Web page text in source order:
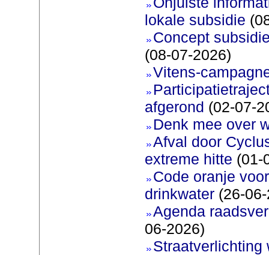
lokale subsidie
Concept
(08-07-2026)
Vitens-
afgerond (02-07-
Denk mee over
Afval door
extreme hitte (01-
Code oranje
drinkwater(26-06-
Agenda
06-2026)
Straatverlichting